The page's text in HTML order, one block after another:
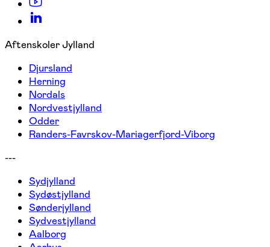
Aftenskoler Jylland
Djursland
Herning
Nordals
Nordvestjylland
Odder
Randers-Favrskov-Mariagerfjord-Viborg
---
Sydjylland
Sydøstjylland
Sønderjylland
Sydvestjylland
Aalborg